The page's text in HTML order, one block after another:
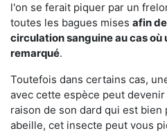
l'on se ferait piquer par un
toutes les bagues mises afin
circulation sanguine au cas
remarqué.
Toutefois dans certains cas,
avec cette espèce peut devenir
raison de son dard qui est bien
abeille, cet insecte peut vous